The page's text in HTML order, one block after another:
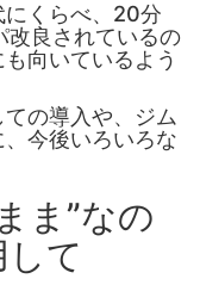
にくらべ、20分
改良されているの
向いているよう
の導入や、ジム
今後いろいろな
ま”なの
て